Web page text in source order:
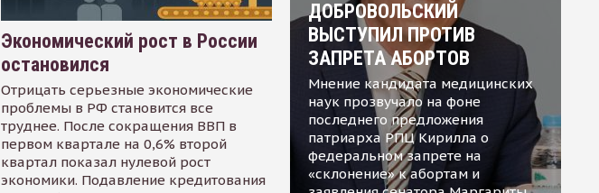
Экономический рост в России
остановился
Отрицать серьезные экономические
проблемы в РФ становится все
труднее. После сокращения ВВП в
первом квартале на 0,6% второй
квартал показал нулевой рост
экономики. Подавление кредитования
ДОБРОВОЛЬСКИЙ
ВЫСТУПИЛ ПРОТИВ
ЗАПРЕТА АБОРТОВ
Мнение кандидата медицинских
наук прозвучало на фоне
последнего предложения
патриарха РПЦ Кирилла о
федеральном запрете на
«склонение» к абортам и